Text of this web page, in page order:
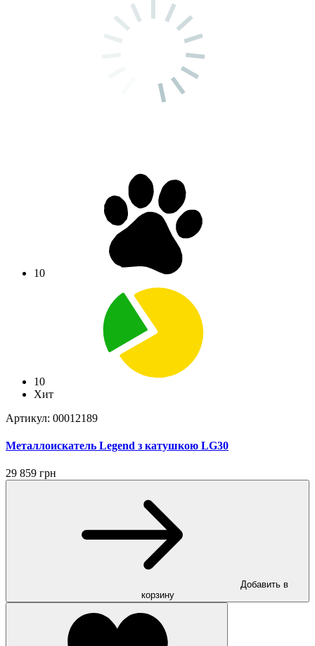
10
10
Хит
Артикул: 00012189
Металлоискатель Legend з катушкою LG30
29 859 грн
Добавить в
корзину